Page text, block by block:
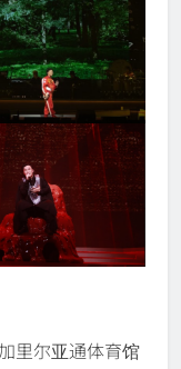
里尔亚通体育馆